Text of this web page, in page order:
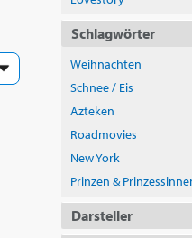
Schlagwörter
Weihnachten
Schnee / Eis
Azteken
Roadmovies
New York
Prinzen &
Darsteller